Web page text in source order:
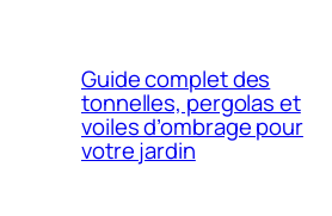
Guide complet des
tonnelles, pergolas et
voiles d’ombrage pour
votre jardin